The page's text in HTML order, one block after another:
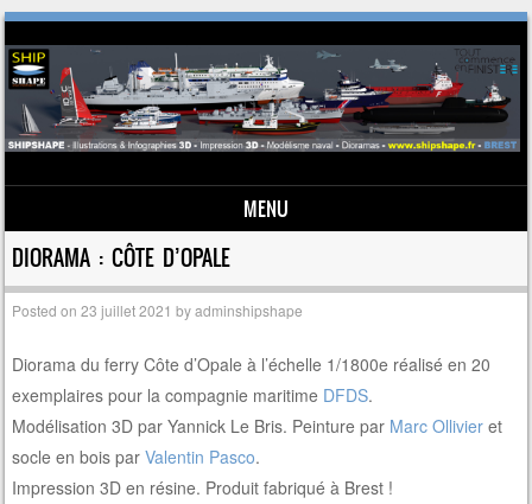
MENU
Skip to content
DIORAMA : CÔTE D’OPALE
Posted on23 juillet 2021 byadminshipshape
Diorama du ferry Côte d’Opale à l’échelle 1/1800e réalisé en 20
exemplaires pour la compagnie maritime DFDS.
Modélisation 3D par Yannick Le Bris. Peinture par Marc Ollivier et
socle en bois parValentin Pasco.
Impression 3D en résine. Produit fabriqué à Brest !